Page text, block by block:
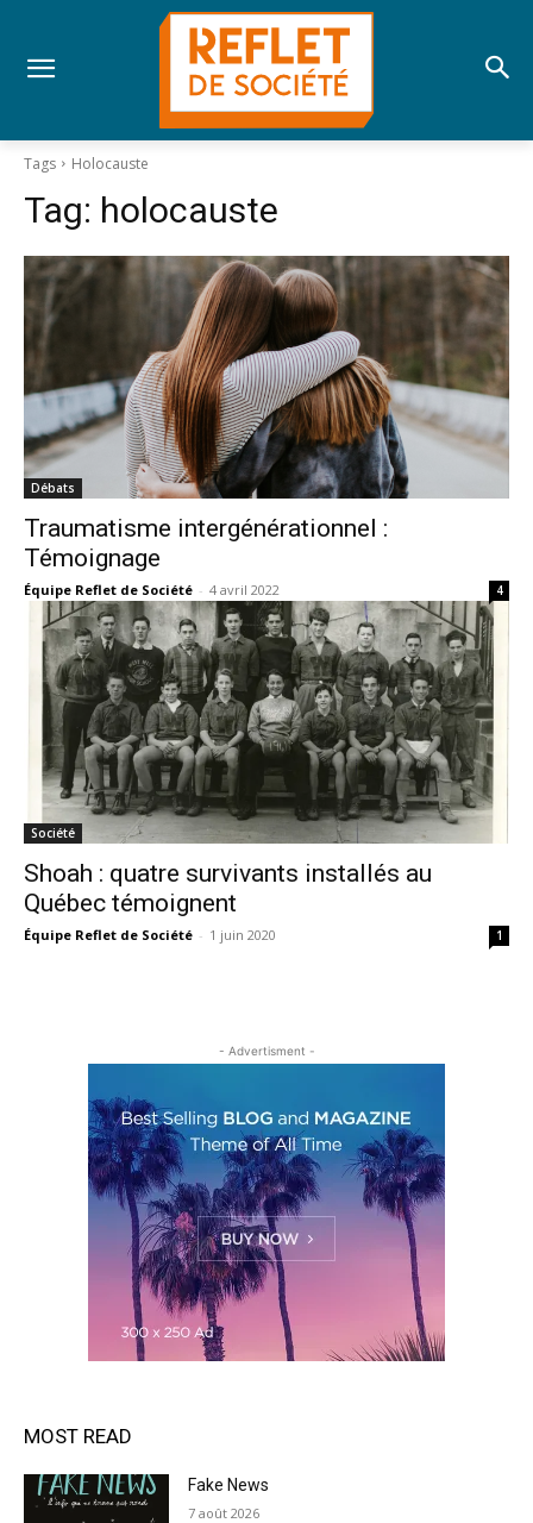
Tags Holocauste
Tag: holocauste
Débats
Traumatisme intergénérationnel :
Témoignage
Équipe Reflet de Société - 4 avril 2022 4
Société
Shoah : quatre survivants installés au
Québec témoignent
Équipe Reflet de Société - 1 juin 2020 1
- Advertisment -
MOST READ
Fake News
7 août 2026